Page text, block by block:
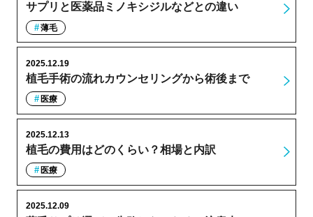
サプリと医薬品ミノキシジルなどとの違い
薄毛
植毛手術の流れカウンセリングから術後まで
2025.12.19
医療
植毛の費用はどのくらい？相場と内訳
2025.12.13
医療
2025.12.09